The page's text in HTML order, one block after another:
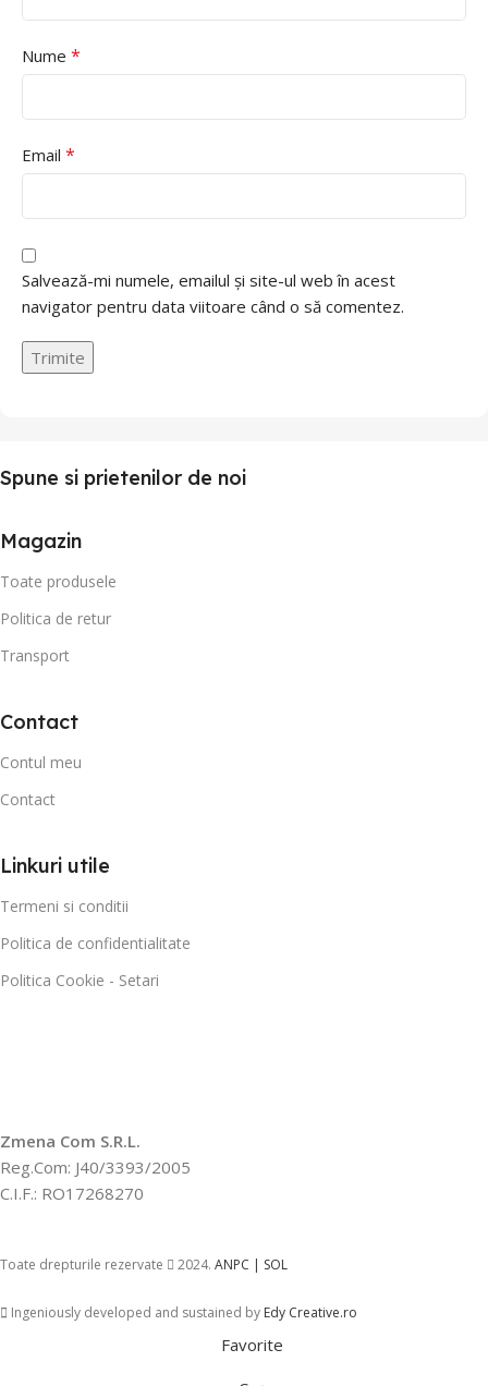
Nume *
Email *
Salvează-mi numele, emailul și site-ul web în acest
navigator pentru data viitoare când o să comentez.
Spune si prietenilor de noi
Magazin
Toate produsele
Politica de retur
Transport
Contact
Contul meu
Contact
Linkuri utile
Termeni si conditii
Politica de confidentialitate
Politica Cookie - Setari
Zmena Com S.R.L.
Reg.Com: J40/3393/2005
C.I.F.: RO17268270
Toate drepturile rezervate 2024. ANPC | SOL
Ingeniously developed and sustained by Edy Creative.ro
Favorite